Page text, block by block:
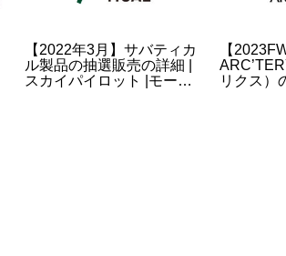
【2022年3月】サバティカ
ル製品の抽選販売の詳細 |
スカイパイロット |モーニ
【
リクス）